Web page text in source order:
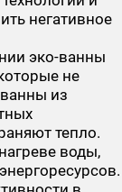
негативное
эко-ванны
не
из
тепло.
воды,